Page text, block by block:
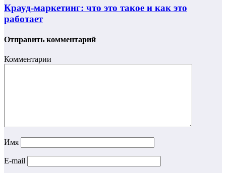
Крауд-маркетинг: что это такое и как это
работает
Отправить комментарий
Комментарии
Имя
E-mail